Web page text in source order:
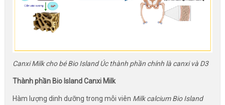
Canxi Milk cho bé Bio Island Úc thành phần chính là canxi và D3
Thành phần Bio Island Canxi Milk
Hàm lượng dinh dưỡng trong mỗi viên Milk calcium Bio Island